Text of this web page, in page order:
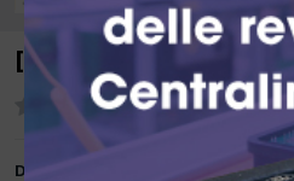
[intercooler jaguar x
Da ciorben